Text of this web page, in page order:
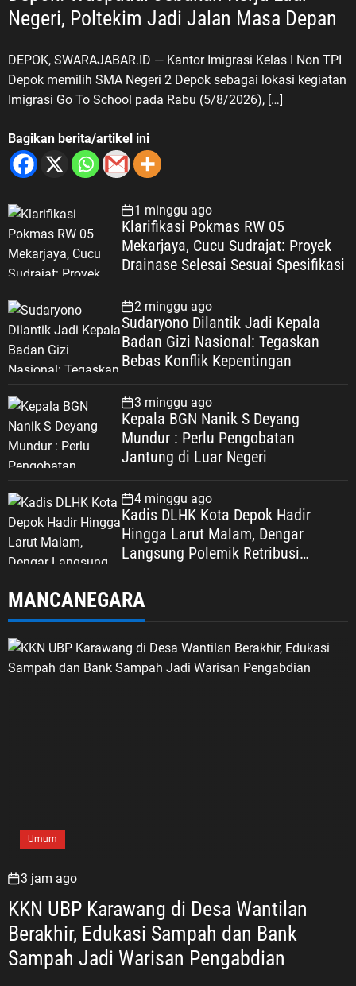
DEPOK, SWARAJABAR.ID — Kantor Imigrasi Kelas I Non TPI
Depok memilih SMA Negeri 2 Depok sebagai lokasi kegiatan
Imigrasi Go To School pada Rabu (5/8/2026), […]
Bagikan berita/artikel ini
1 minggu ago
Klarifikasi Pokmas RW 05
Mekarjaya, Cucu Sudrajat: Proyek
Drainase Selesai Sesuai Spesifikasi
2 minggu ago
Sudaryono Dilantik Jadi Kepala
Badan Gizi Nasional: Tegaskan
Bebas Konflik Kepentingan
3 minggu ago
Kepala BGN Nanik S Deyang
Mundur : Perlu Pengobatan
Jantung di Luar Negeri
4 minggu ago
Kadis DLHK Kota Depok Hadir
Hingga Larut Malam, Dengar
Langsung Polemik Retribusi
MANCANEGARA
Umum
3 jam ago
KKN UBP Karawang di Desa Wantilan
Berakhir, Edukasi Sampah dan Bank
Sampah Jadi Warisan Pengabdian